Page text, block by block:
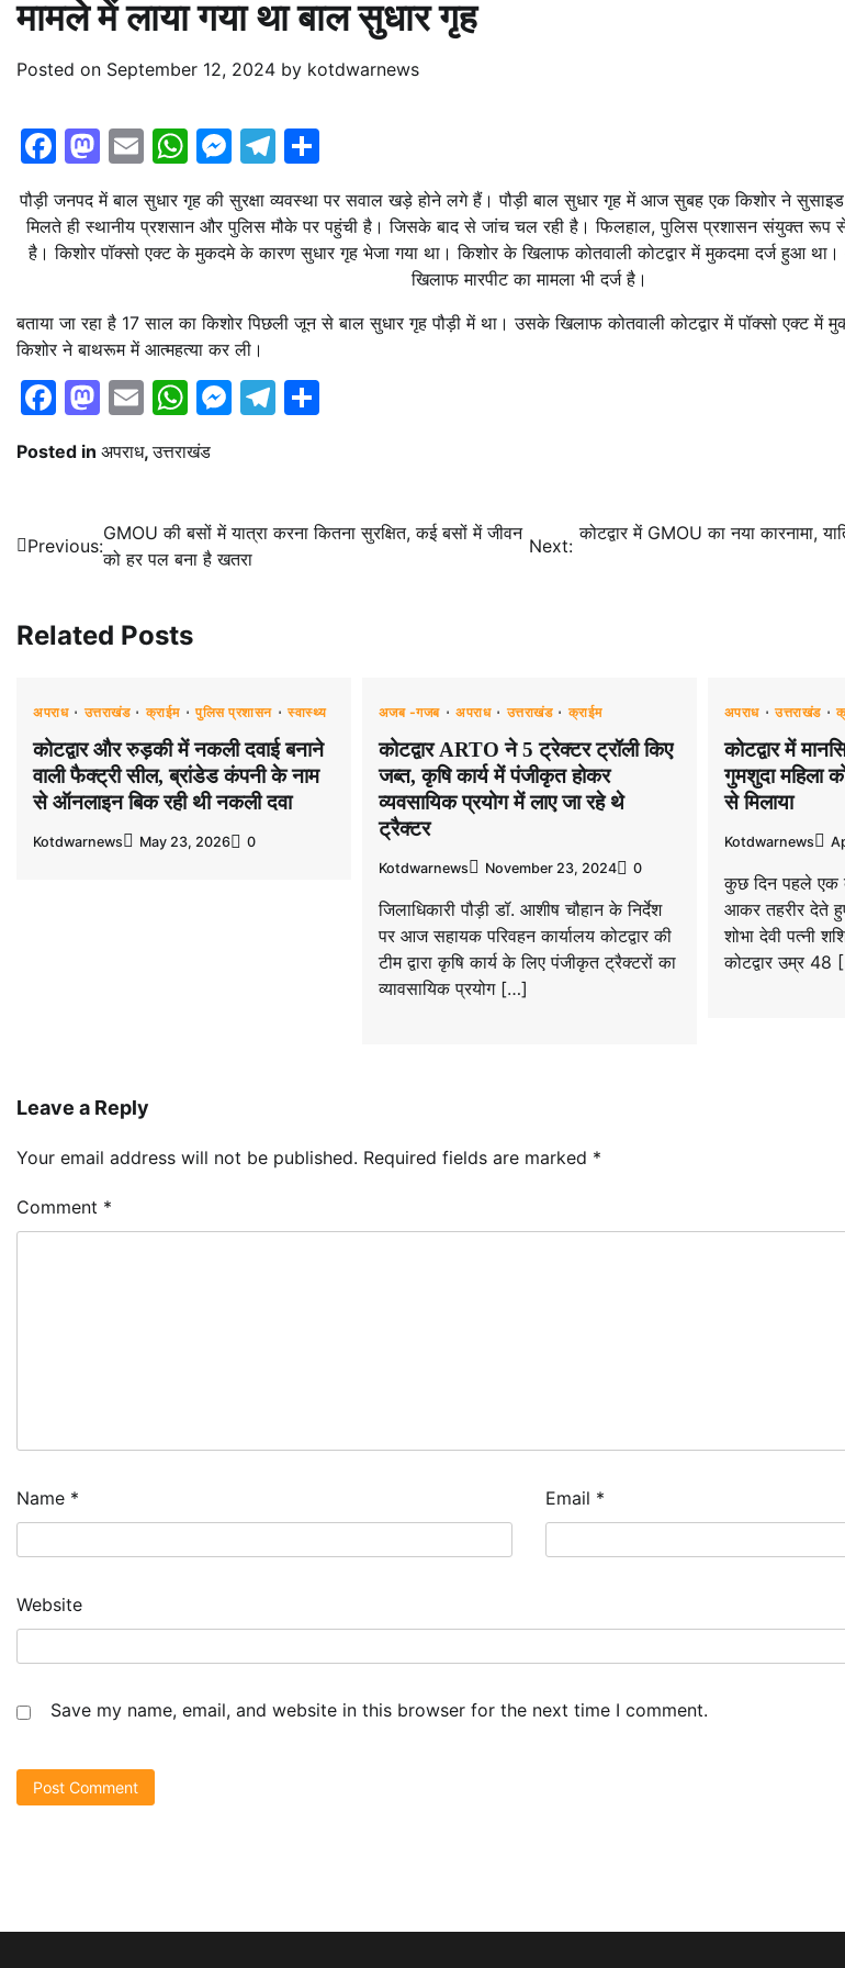
मामले में लाया गया था बाल सुधार गृह
Posted on September 12, 2024 by kotdwarnews
Facebook
Mastodon
EmailWhatsApp
Messenger
Telegram
पौड़ी जनपद में बाल सुधार गृह की सुरक्षा व्यवस्था पर सवाल खड़े होने लगे हैं। पौड़ी बाल सुधार गृह में आज सुबह एक किशोर ने
मिलते ही स्थानीय प्रशसान और पुलिस मौके पर पहुंची है। जिसके बाद से जांच चल रही है। फिलहाल, पुलिस प्रशासन संयुक्त रूप से
है। किशोर पॉक्सो एक्ट के मुकदमे के कारण सुधार गृह भेजा गया था। किशोर के खिलाफ कोतवाली कोटद्वार में मुकदमा दर्ज हुआ
खिलाफ मारपीट का मामला भी दर्ज है।
बताया जा रहा है 17 साल का किशोर पिछली जून से बाल सुधार गृह पौड़ी में था। उसके खिलाफ कोतवाली कोटद्वार में पॉक्सो एक्ट
किशोर ने बाथरूम में आत्महत्या कर ली।
Facebook
Mastodon
EmailWhatsApp
Messenger
Telegram
Posted in अपराध,उत्तराखंड
Post
navigation
Previous:
GMOU की बसों में यात्रा करना कितना सुरक्षित, कई बसों में जीवन
को हर पल बना है खतरा
Next:
कोटद्वार में GMOU का नया कारनामा,
Related Posts
अपराध उत्तराखंड क्राईम पुलिस प्रशासन स्वास्थ्य
कोटद्वार और रुड़की में नकली दवाई बनाने
वाली फैक्ट्री सील, ब्रांडेड कंपनी के नाम
से ऑनलाइन बिक रही थी नकली दवा
Kotdwarnews May 23, 2026 0
अजब -गजब अपराध उत्तराखंड क्राईम
कोटद्वार ARTO ने 5 ट्रेक्टर ट्रॉली किए
जब्त, कृषि कार्य में पंजीकृत होकर
व्यवसायिक प्रयोग में लाए जा रहे थे
ट्रैक्टर
Kotdwarnews November 23, 2024 0
जिलाधिकारी पौड़ी डॉ. आशीष चौहान के निर्देश
पर आज सहायक परिवहन कार्यालय कोटद्वार की
टीम द्वारा कृषि कार्य के लिए पंजीकृत ट्रैक्टरों का
व्यावसायिक प्रयोग […]
अपराध उत्तराखंड
कोटद्वार में
गुमशुदा महिला
से मिलाया
Kotdwarnews
कुछ दिन पहले एक
आकर तहरीर देते
शोभा देवी पत्नी
कोटद्वार उम्र 48
Leave a Reply
Your email address will not be published. Required fields are marked *
Comment *
Name * Email *
Website
Save my name, email, and website in this browser for the next time I comment.